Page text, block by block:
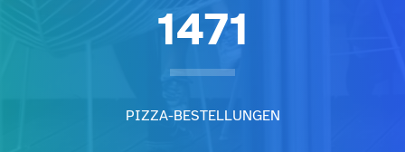
1471
PIZZA-BESTELLUNGEN